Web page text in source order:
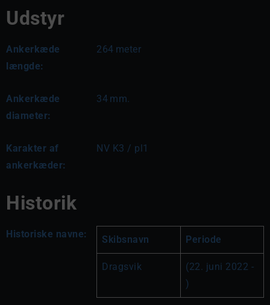
Udstyr
Ankerkæde
længde:
264 meter
Ankerkæde
diameter:
34 mm.
Karakter af
ankerkæder:
NV K3 / pl1
Historik
Historiske navne: Skibsnavn Periode
Dragsvik
(22. juni 2022 -
)